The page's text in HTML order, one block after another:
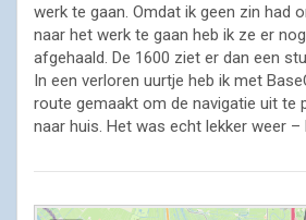
werk te gaan. Omdat ik geen zin had
naar het werk te gaan heb ik ze er
afgehaald. De 1600 ziet er dan een
In een verloren uurtje heb ik met
route gemaakt om de navigatie uit te
naar huis. Het was echt lekker weer –